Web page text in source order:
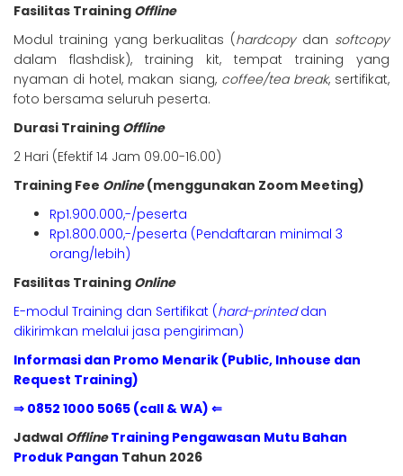
Fasilitas Training Offline
Modul training yang berkualitas (hardcopy dan softcopy
dalam flashdisk), training kit, tempat training yang
nyaman di hotel, makan siang, coffee/tea break, sertifikat,
foto bersama seluruh peserta.
Durasi Training Offline
2 Hari (Efektif 14 Jam 09.00-16.00)
Training Fee Online(menggunakan Zoom Meeting)
Rp1.900.000,-/peserta
Rp1.800.000,-/peserta (Pendaftaran minimal 3
orang/lebih)
Fasilitas Training Online
E-modul Training dan Sertifikat (hard-printeddan
dikirimkan melalui jasa pengiriman)
Informasi dan Promo Menarik (Public, Inhouse dan
Request Training)
⇒ 0852 1000 5065 (call & WA) ⇐
Jadwal OfflineTraining Pengawasan Mutu Bahan
Produk Pangan Tahun 2026